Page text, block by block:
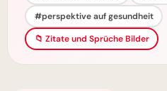
#perspektive auf gesundheit
📁 Zitate und Sprüche Bilder